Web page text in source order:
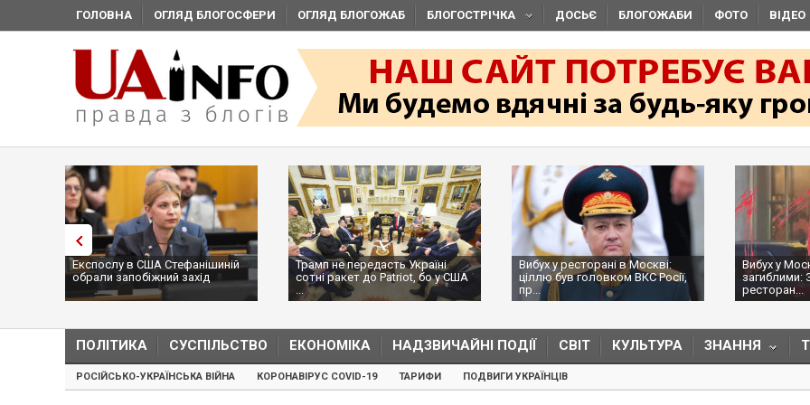
ГОЛОВНА ОГЛЯД БЛОГОСФЕРИ ОГЛЯД БЛОГОЖАБ БЛОГОСТРІЧКА ДОСЬЄ БЛОГОЖАБИ ФОТО ВІДЕО
Експослу в США Стефанішиній
обрали запобіжний захід
Трамп не передасть Україні
сотні ракет до Patriot, бо у США
...
Вибух у ресторані в Москві:
ціллю був головком ВКС Росії,
пр...
Вибух у
загиблими:
ресторан...
ПОЛІТИКА СУСПІЛЬСТВО ЕКОНОМІКА НАДЗВИЧАЙНІ ПОДІЇ СВІТ КУЛЬТУРА ЗНАННЯ
РОСІЙСЬКО-УКРАЇНСЬКА ВІЙНА КОРОНАВІРУС COVID-19 ТАРИФИ ПОДВИГИ УКРАЇНЦІВ